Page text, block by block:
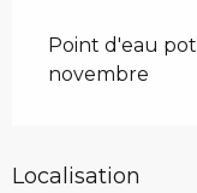
Point d'eau
novembre
Localisation